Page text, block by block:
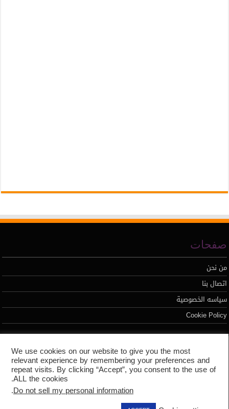
صفحات
من نحن
اتصال بنا
سياسه الخصوصية
Cookie Policy
تطوير محمد السيد
We use cookies on our website to give you the most
relevant experience by remembering your preferences and
repeat visits. By clicking “Accept”, you consent to the use of
ALL the cookies.
Do not sell my personal information
.